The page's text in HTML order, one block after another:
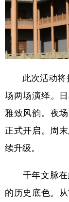
此次活动将
场两场演绎。
雅致风韵。夜
正式开启。周
续升级。
千年文脉在
的历史底色。